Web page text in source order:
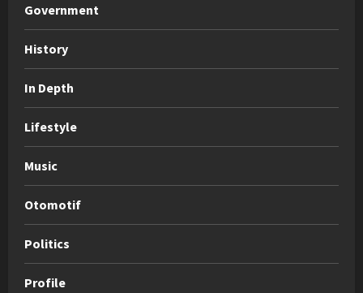
Government
History
In Depth
Lifestyle
Music
Otomotif
Politics
Profile